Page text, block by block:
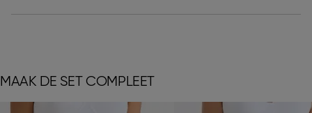
MAAK DE SET COMPLEET